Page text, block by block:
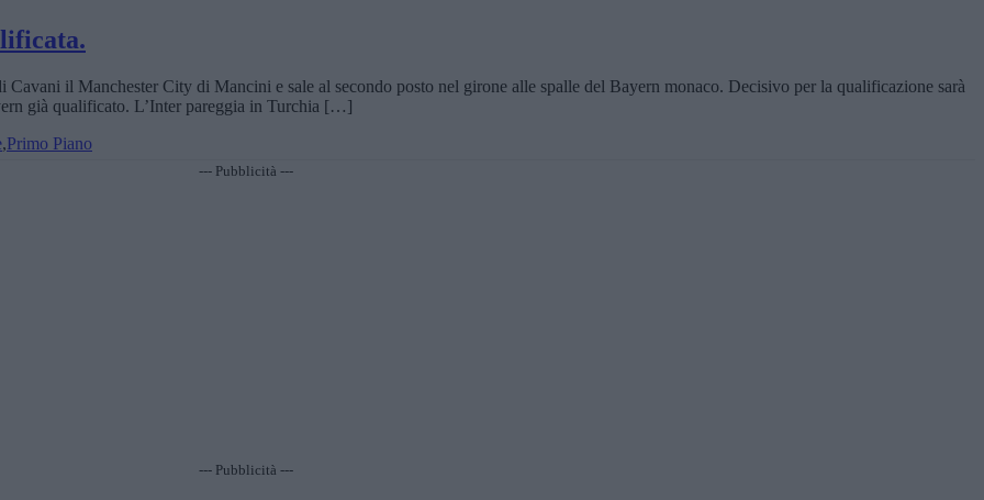
il Manchester City di Mancini e sale al secondo posto nel girone alle spalle del Bayern monaco. Decisivo per la qualificazione sarà
già qualificato. L’Inter pareggia in Turchia […]
,Primo Piano
--- Pubblicità ---
--- Pubblicità ---